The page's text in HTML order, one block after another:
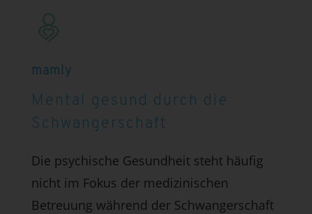
mamly
Mental gesund durch die
Schwangerschaft
Die psychische Gesundheit steht häufig
nicht im Fokus der medizinischen
Betreuung während der Schwangerschaft